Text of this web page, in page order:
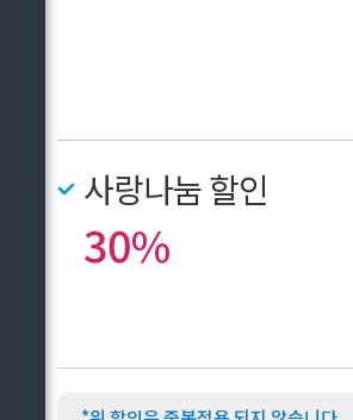
사랑나눔 할인
30%